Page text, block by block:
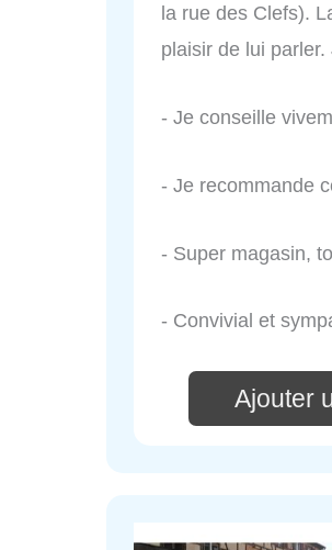
la rue des Clefs).
plaisir de lui
- Je conseille
- Je recommande
- Super magasin,
- Convivial et
Ajouter